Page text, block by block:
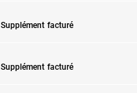
Supplément facturé
Supplément facturé